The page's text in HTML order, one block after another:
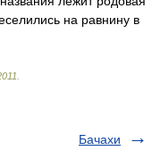
на равнину в
Бачахи